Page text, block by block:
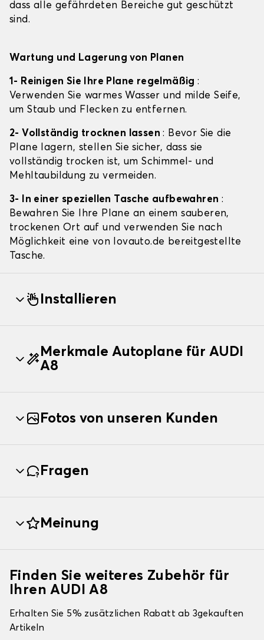
dass alle gefährdeten Bereiche gut geschützt
sind.
Wartung und Lagerung von Planen
1- Reinigen Sie Ihre Plane regelmäßig:
Verwenden Sie warmes Wasser und milde Seife,
um Staub und Flecken zu entfernen.
2- Vollständig trocknen lassen: Bevor Sie die
Plane lagern, stellen Sie sicher, dass sie
vollständig trocken ist, um Schimmel- und
Mehltaubildung zu vermeiden.
3- In einer speziellen Tasche aufbewahren :
Bewahren Sie Ihre Plane an einem sauberen,
trockenen Ort auf und verwenden Sie nach
Möglichkeit eine von lovauto.de bereitgestellte
Tasche.
Installieren
Merkmale Autoplane für AUDI
A8
Fotos von unseren Kunden
Fragen
Meinung
Finden Sie weiteres Zubehör für
Ihren AUDI A8
Erhalten Sie 5% zusätzlichen Rabatt ab 3gekauften
Artikeln